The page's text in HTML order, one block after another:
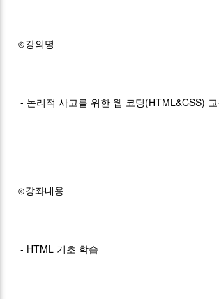
⊙강의명
- 논리적 사고를 위한 웹 코딩(HTML&CSS)
⊙강좌내용
- HTML 기초 학습